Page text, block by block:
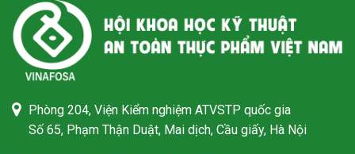
Phòng 204, Viện Kiểm nghiệm ATVSTP quốc gia
Số 65, Phạm Thận Duật, Mai dịch, Cầu giấy, Hà Nội